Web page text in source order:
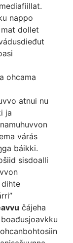
nappo
dollet
ohcama
atnui nu
ja
várás
báikki.
sisdoalli
čájeha